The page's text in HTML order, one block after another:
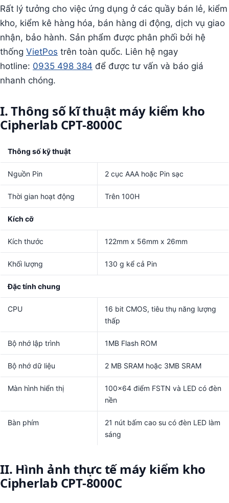
Rất lý tưởng cho việc ứng dụng ở các quầy bán lẻ, kiểm
kho, kiểm kê hàng hóa, bán hàng di động, dịch vụ giao
nhận, bảo hành. Sản phẩm được phân phối bởi hệ
thống VietPos trên toàn quốc. Liên hệ ngay
hotline: 0935 498 384 để được tư vấn và báo giá
nhanh chóng.
I. Thông số kĩ thuật máy kiểm kho
Cipherlab CPT-8000C
Thông số kỹ thuật
Nguồn Pin 2 cục AAA hoặc Pin sạc
Thời gian hoạt động Trên 100H
Kích cỡ
Kích thước 122mm x 56mm x 26mm
Khối lượng 130 g kể cả Pin
Đặc tính chung
CPU
16 bit CMOS, tiêu thụ năng lượng
thấp
Bộ nhớ lập trình 1MB Flash ROM
Bộ nhớ dữ liệu 2 MB SRAM hoặc 3MB SRAM
Màn hình hiển thị
100×64 điểm FSTN và LED có đèn
nền
Bàn phím
21 nút bấm cao su có đèn LED làm
sáng
II. Hình ảnh thực tế máy kiểm kho
Cipherlab CPT-8000C